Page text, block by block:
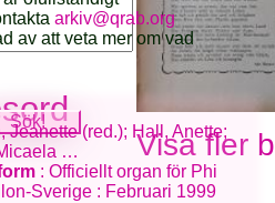
Visa fler
arkiv@qrab.org
av att veta mer om vad
Jeanette (red.); Hall, Anette;
…
: Officiellt organ för Phi
Sverige : Februari 1999